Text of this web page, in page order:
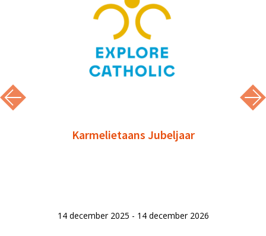
Karmelietaans Jubeljaar
14 december 2025 - 14 december 2026